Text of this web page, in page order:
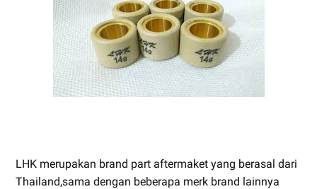
LHK merupakan brand part aftermaket yang berasal dari
Thailand,sama dengan beberapa merk brand lainnya